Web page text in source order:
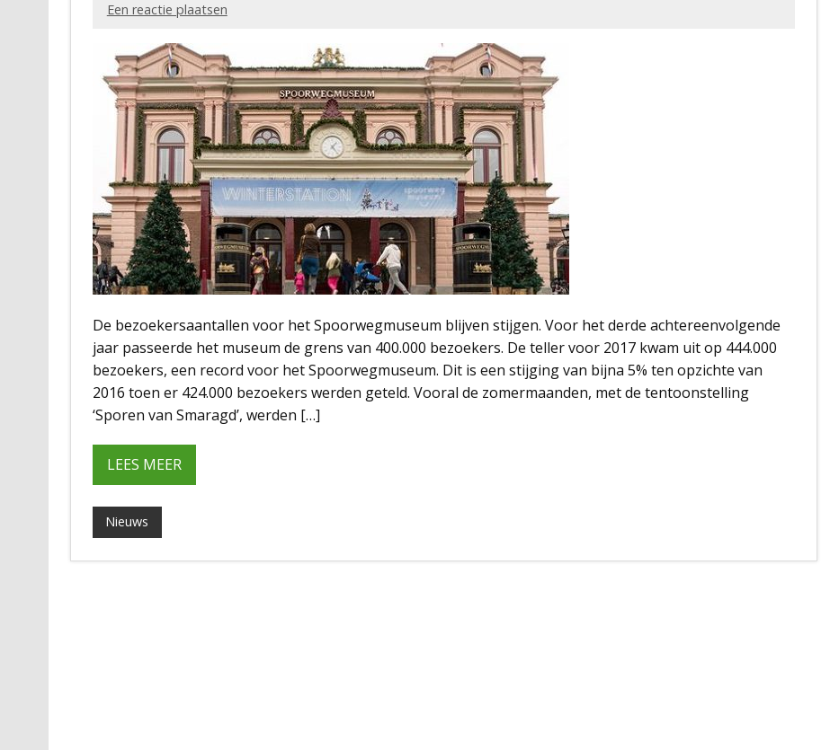
Een reactie plaatsen
De bezoekersaantallen voor het Spoorwegmuseum blijven stijgen. Voor het derde achtereenvolgende
jaar passeerde het museum de grens van 400.000 bezoekers. De teller voor 2017 kwam uit op 444.000
bezoekers, een record voor het Spoorwegmuseum. Dit is een stijging van bijna 5% ten opzichte van
2016 toen er 424.000 bezoekers werden geteld. Vooral de zomermaanden, met de tentoonstelling
‘Sporen van Smaragd’, werden […]
LEES MEER
Nieuws